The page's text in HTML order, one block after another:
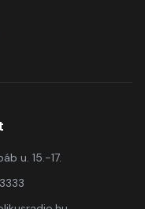
u. 15.-17.